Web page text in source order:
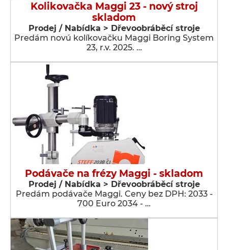
Kolikovačka Maggi 23 - nový stroj
skladom
Prodej / Nabídka > Dřevoobráběcí stroje
Predám novú kolíkovačku Maggi Boring System
23, r.v. 2025. …
Podávače na frézy Maggi - skladom
Prodej / Nabídka > Dřevoobráběcí stroje
Predám podávače Maggi. Ceny bez DPH: 2033 -
700 Euro 2034 - …